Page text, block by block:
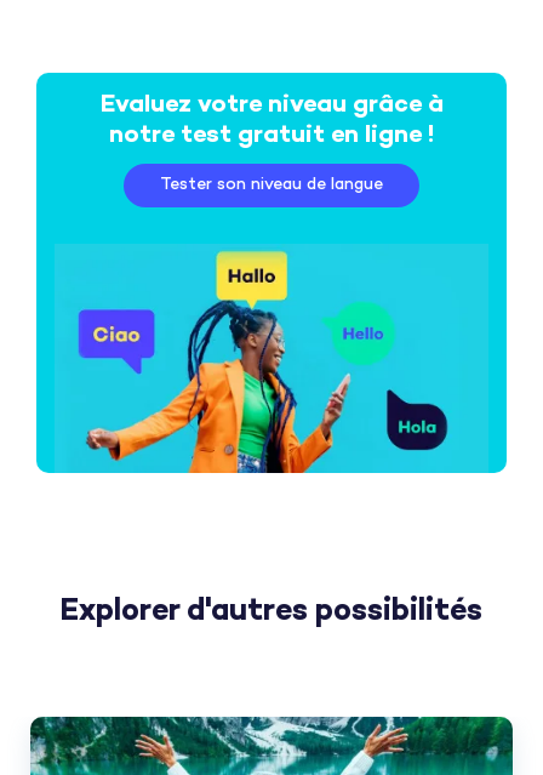
Evaluez votre niveau grâce à
notre test gratuit en ligne !
Tester son niveau de langue
Explorer d'autres possibilités